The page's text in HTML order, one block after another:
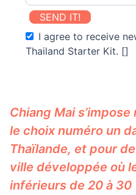
SEND IT!
I agree to receive
Thailand Starter Kit. []
Chiang Mai
le choix numéro un
Thaïlande, et pour
ville développée où
inférieurs de 20 à 30